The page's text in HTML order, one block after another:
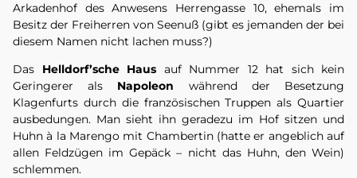
Arkadenhof des Anwesens Herrengasse 10, ehemals im
Besitz der Freiherren von Seenuß (gibt es jemanden der bei
diesem Namen nicht lachen muss?)
Das Helldorf’sche Haus auf Nummer 12 hat sich kein
Geringerer als Napoleon während der Besetzung
Klagenfurts durch die französischen Truppen als Quartier
ausbedungen. Man sieht ihn geradezu im Hof sitzen und
Huhn à la Marengo mit Chambertin (hatte er angeblich auf
allen Feldzügen im Gepäck – nicht das Huhn, den Wein)
schlemmen.